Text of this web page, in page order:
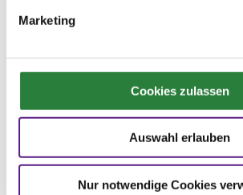
Marketing
Cookies zulassen
Auswahl erlauben
Nur notwendige Cookies
1. Pony-
SOS
03.10.2017
2. Reiter-WB
Schritt - Trab -
SOS